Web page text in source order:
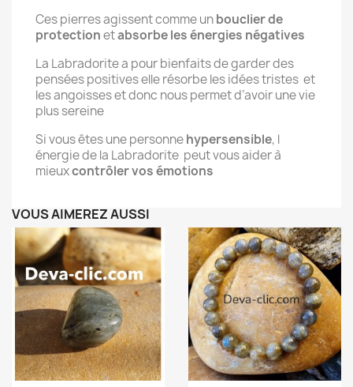
Ces pierres agissent comme unbouclier de
protectionetabsorbe les énergies négatives
La Labradorite a pour bienfaits de garder des
pensées positives elle résorbe les idées tristes et
les angoisses et donc nous permet d’avoir une vie
plus sereine
Si vous êtes une personnehypersensible, l
énergie de la Labradorite peut vous aider à
mieuxcontrôler vos émotions
VOUS AIMEREZ AUSSI